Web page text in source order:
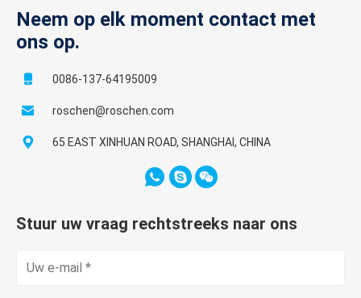
Neem op elk moment contact met
ons op.
0086-137-64195009
roschen@roschen.com
65 EAST XINHUAN ROAD, SHANGHAI, CHINA
Stuur uw vraag rechtstreeks naar ons